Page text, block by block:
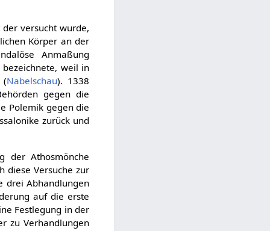
versucht wurde,
Körper an der
Anmaßung
weil in
(Nabelschau). 1338
gegen die
Polemik gegen die
zurück und
der Athosmönche
diese Versuche zur
drei Abhandlungen
auf die erste
Festlegung in der
zu Verhandlungen